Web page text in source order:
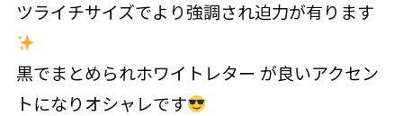
ツライチサイズでより強調され迫力が有ります
黒でまとめられホワイトレター が良いアクセン
トになりオシャレです